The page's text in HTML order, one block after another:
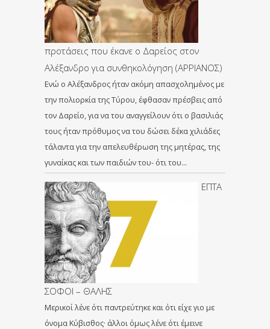
προτάσεις που έκανε ο Δαρείος στον
Αλέξανδρο για συνθηκολόγηση (ΑΡΡΙΑΝΟΣ)
Ενώ ο Αλέξανδρος ήταν ακόμη απασχολημένος με
την πολιορκία της Τύρου, έφθασαν πρέσβεις από
τον Δαρείο, για να του αναγγείλουν ότι ο βασιλιάς
τους ήταν πρόθυμος να του δώσει δέκα χιλιάδες
τάλαντα για την απελευθέρωση της μητέρας, της
γυναίκας και των παιδιών του- ότι του…
ΕΠΤΑ
ΣΟΦΟΙ – ΘΑΛΗΣ
Μερικοί λένε ότι παντρεύτηκε και ότι είχε γιο με
όνομα Κύβισθος· άλλοι όμως λένε ότι έμεινε